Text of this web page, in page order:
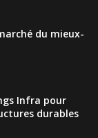
du mieux-
Infra pour
durables